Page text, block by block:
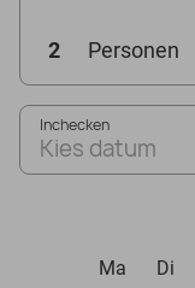
2 Personen
Inchecken
Kies datum
Ma
Di